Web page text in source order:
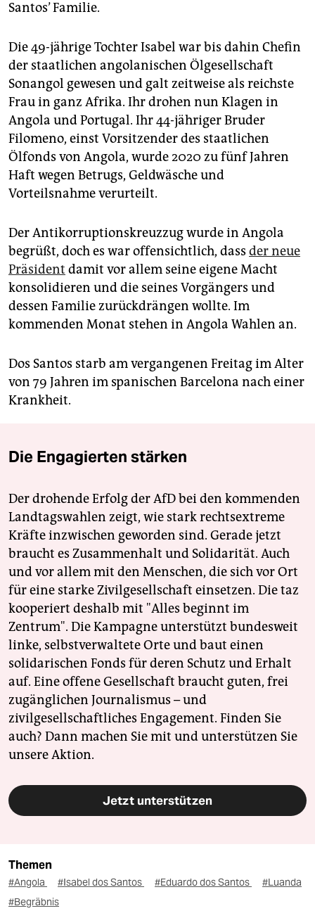
Santos’ Familie.
Die 49-jährige Tochter Isabel war bis dahin Chefin
der staatlichen angolanischen Ölgesellschaft
Sonangol gewesen und galt zeitweise als reichste
Frau in ganz Afrika. Ihr drohen nun Klagen in
Angola und Portugal. Ihr 44-jähriger Bruder
Filomeno, einst Vorsitzender des staatlichen
Ölfonds von Angola, wurde 2020 zu fünf Jahren
Haft wegen Betrugs, Geldwäsche und
Vorteilsnahme verurteilt.
Der Antikorruptionskreuzzug wurde in Angola
begrüßt, doch es war offensichtlich, dass der neue
Präsident damit vor allem seine eigene Macht
konsolidieren und die seines Vorgängers und
dessen Familie zurückdrängen wollte. Im
kommenden Monat stehen in Angola Wahlen an.
Dos Santos starb am vergangenen Freitag im Alter
von 79 Jahren im spanischen Barcelona nach einer
Krankheit.
Die Engagierten stärken
Der drohende Erfolg der AfD bei den kommenden
Landtagswahlen zeigt, wie stark rechtsextreme
Kräfte inzwischen geworden sind. Gerade jetzt
braucht es Zusammenhalt und Solidarität. Auch
und vor allem mit den Menschen, die sich vor Ort
für eine starke Zivilgesellschaft einsetzen. Die taz
kooperiert deshalb mit "Alles beginnt im
Zentrum". Die Kampagne unterstützt bundesweit
linke, selbstverwaltete Orte und baut einen
solidarischen Fonds für deren Schutz und Erhalt
auf. Eine offene Gesellschaft braucht guten, frei
zugänglichen Journalismus – und
zivilgesellschaftliches Engagement. Finden Sie
auch? Dann machen Sie mit und unterstützen Sie
unsere Aktion.
Jetzt unterstützen
Themen
#Angola #Isabel dos Santos #Eduardo dos Santos
#Luanda
#Begräbnis